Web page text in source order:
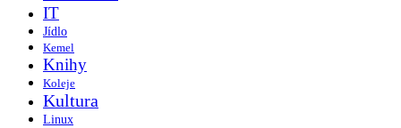
IT
Jídlo
Kemel
Knihy
Koleje
Kultura
Linux